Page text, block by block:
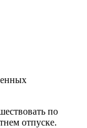
по
отпуске.